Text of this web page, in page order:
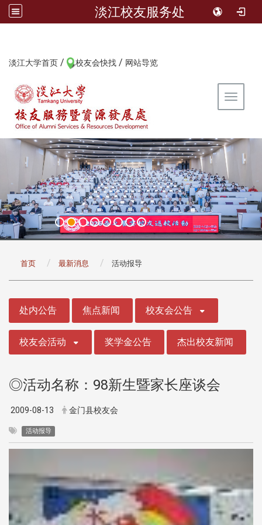
淡江校友服务处
淡江大学首页 / 校友会快找 / 网站导览
Toggle
首页 最新消息 活动报导
处内公告 焦点新闻 校友会公告
校友会活动 奖学金公告 杰出校友新闻
◎活动名称：98新生暨家长座谈会
2009-08-13 金门县校友会
活动报导